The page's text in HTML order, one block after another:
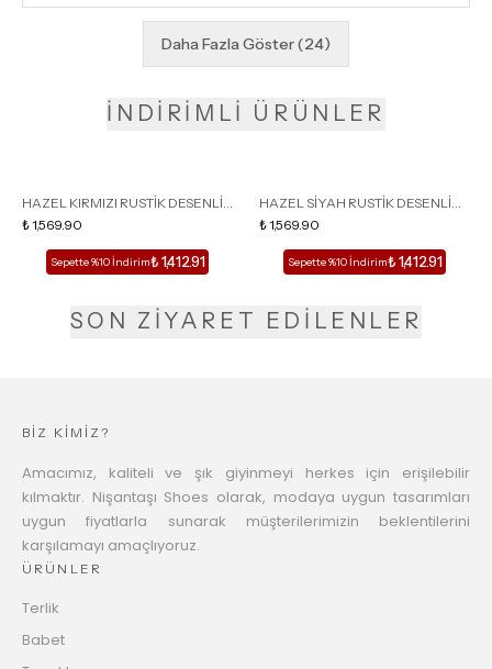
Daha Fazla Göster(24)
İNDİRİMLİ ÜRÜNLER
HAZEL KIRMIZI RUSTİK DESENLİ
KÜT BURUN KADIN İNCE
TOPUKLU TERLİK
₺ 1,569.90
Sepette %10 İndirim₺ 1,412.91
HAZEL SİYAH RUSTİK DESENLİ
KÜT BURUN KADIN İNCE
TOPUKLU TERLİK
₺ 1,569.90
Sepette %10 İndirim₺ 1,412.91
SON ZİYARET EDİLENLER
BİZ KİMİZ?
Amacımız, kaliteli ve şık giyinmeyi herkes için erişilebilir
kılmaktır. Nişantaşı Shoes olarak, modaya uygun tasarımları
uygun fiyatlarla sunarak müşterilerimizin beklentilerini
karşılamayı amaçlıyoruz.
ÜRÜNLER
Terlik
Babet